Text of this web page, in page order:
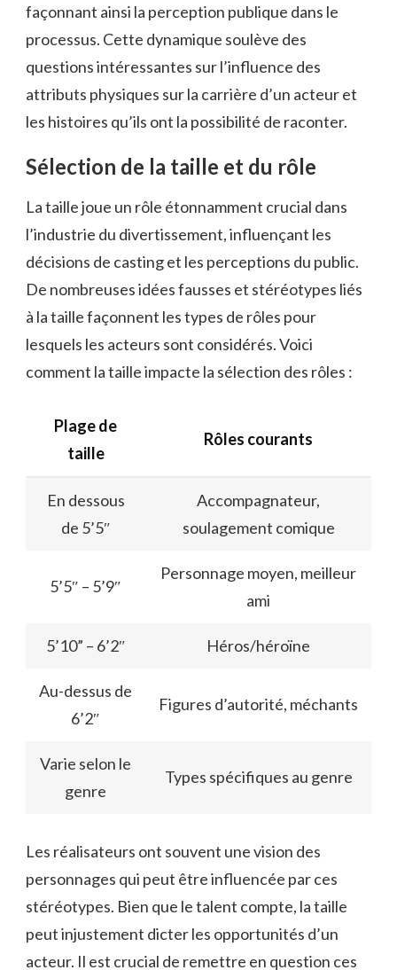
façonnant ainsi la perception publique dans le
processus. Cette dynamique soulève des
questions intéressantes sur l’influence des
attributs physiques sur la carrière d’un acteur et
les histoires qu’ils ont la possibilité de raconter.
Sélection de la taille et du rôle
La taille joue un rôle étonnamment crucial dans
l’industrie du divertissement, influençant les
décisions de casting et les perceptions du public.
De nombreuses idées fausses et stéréotypes liés
à la taille façonnent les types de rôles pour
lesquels les acteurs sont considérés. Voici
comment la taille impacte la sélection des rôles :
Plage de
taille
Rôles courants
En dessous
de 5’5″
Accompagnateur,
soulagement comique
5’5″ – 5’9″
Personnage moyen, meilleur
ami
5’10” – 6’2″ Héros/héroïne
Au-dessus de
6’2″
Figures d’autorité, méchants
Varie selon le
genre
Types spécifiques au genre
Les réalisateurs ont souvent une vision des
personnages qui peut être influencée par ces
stéréotypes. Bien que le talent compte, la taille
peut injustement dicter les opportunités d’un
acteur. Il est crucial de remettre en question ces